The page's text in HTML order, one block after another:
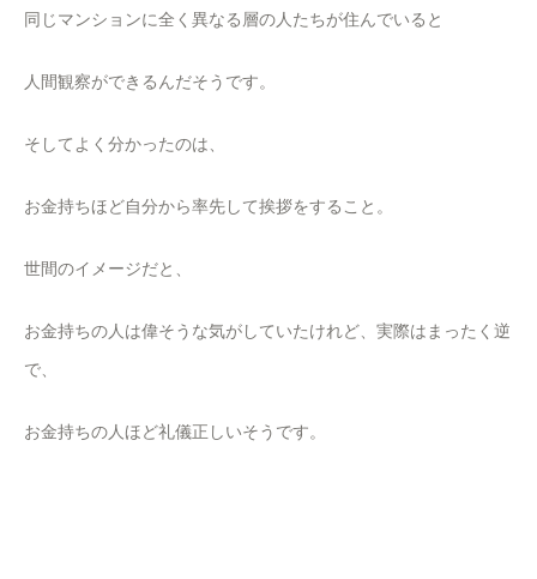
同じマンションに全く異なる層の人たちが住んでいると
人間観察ができるんだそうです。
そしてよく分かったのは、
お金持ちほど自分から率先して挨拶をすること。
世間のイメージだと、
お金持ちの人は偉そうな気がしていたけれど、実際はまったく逆
で、
お金持ちの人ほど礼儀正しいそうです。